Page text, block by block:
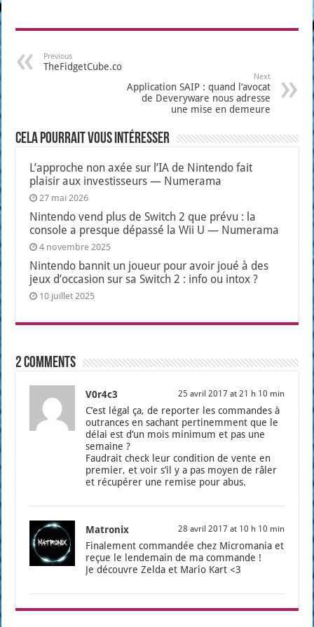
Previous
TheFidgetCube.co
Next
Application SAIP : quand l’avocat
de Deveryware nous adresse
une mise en demeure
Cela pourrait vous intéresser
L’approche non axée sur l’IA de Nintendo fait
plaisir aux investisseurs — Numerama
27 mai 2026
Nintendo vend plus de Switch 2 que prévu : la
console a presque dépassé la Wii U — Numerama
4 novembre 2025
Nintendo bannit un joueur pour avoir joué à des
jeux d’occasion sur sa Switch 2 : info ou intox ?
10 juillet 2025
2 comments
V0r4c3 25 avril 2017 at 21 h 10 min
C’est légal ça, de repor­ter les com­mandes à
outrances en sachant per­ti­nem­ment que le
délai est d’un mois mini­mum et pas une
semaine ?
Fau­drait check leur condi­tion de vente en
pre­mier, et voir s’il y a pas moyen de râler
et récu­pé­rer une remise pour abus.
Matronix 28 avril 2017 at 10 h 10 min
Fina­le­ment com­man­dée chez Micro­ma­nia et
reçue le len­de­main de ma com­mande !
Je découvre Zel­da et Mario Kart <3